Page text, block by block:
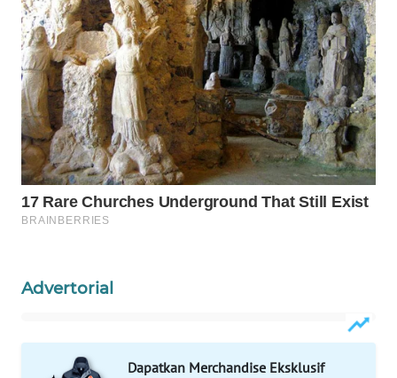
Advertorial
Dapatkan Merchandise Eksklusif
WAHANA
KONSUMEN
WAHANA
LISTRIK
WAHANA
TRAVEL
WAHANA
TV
ID
CO ID